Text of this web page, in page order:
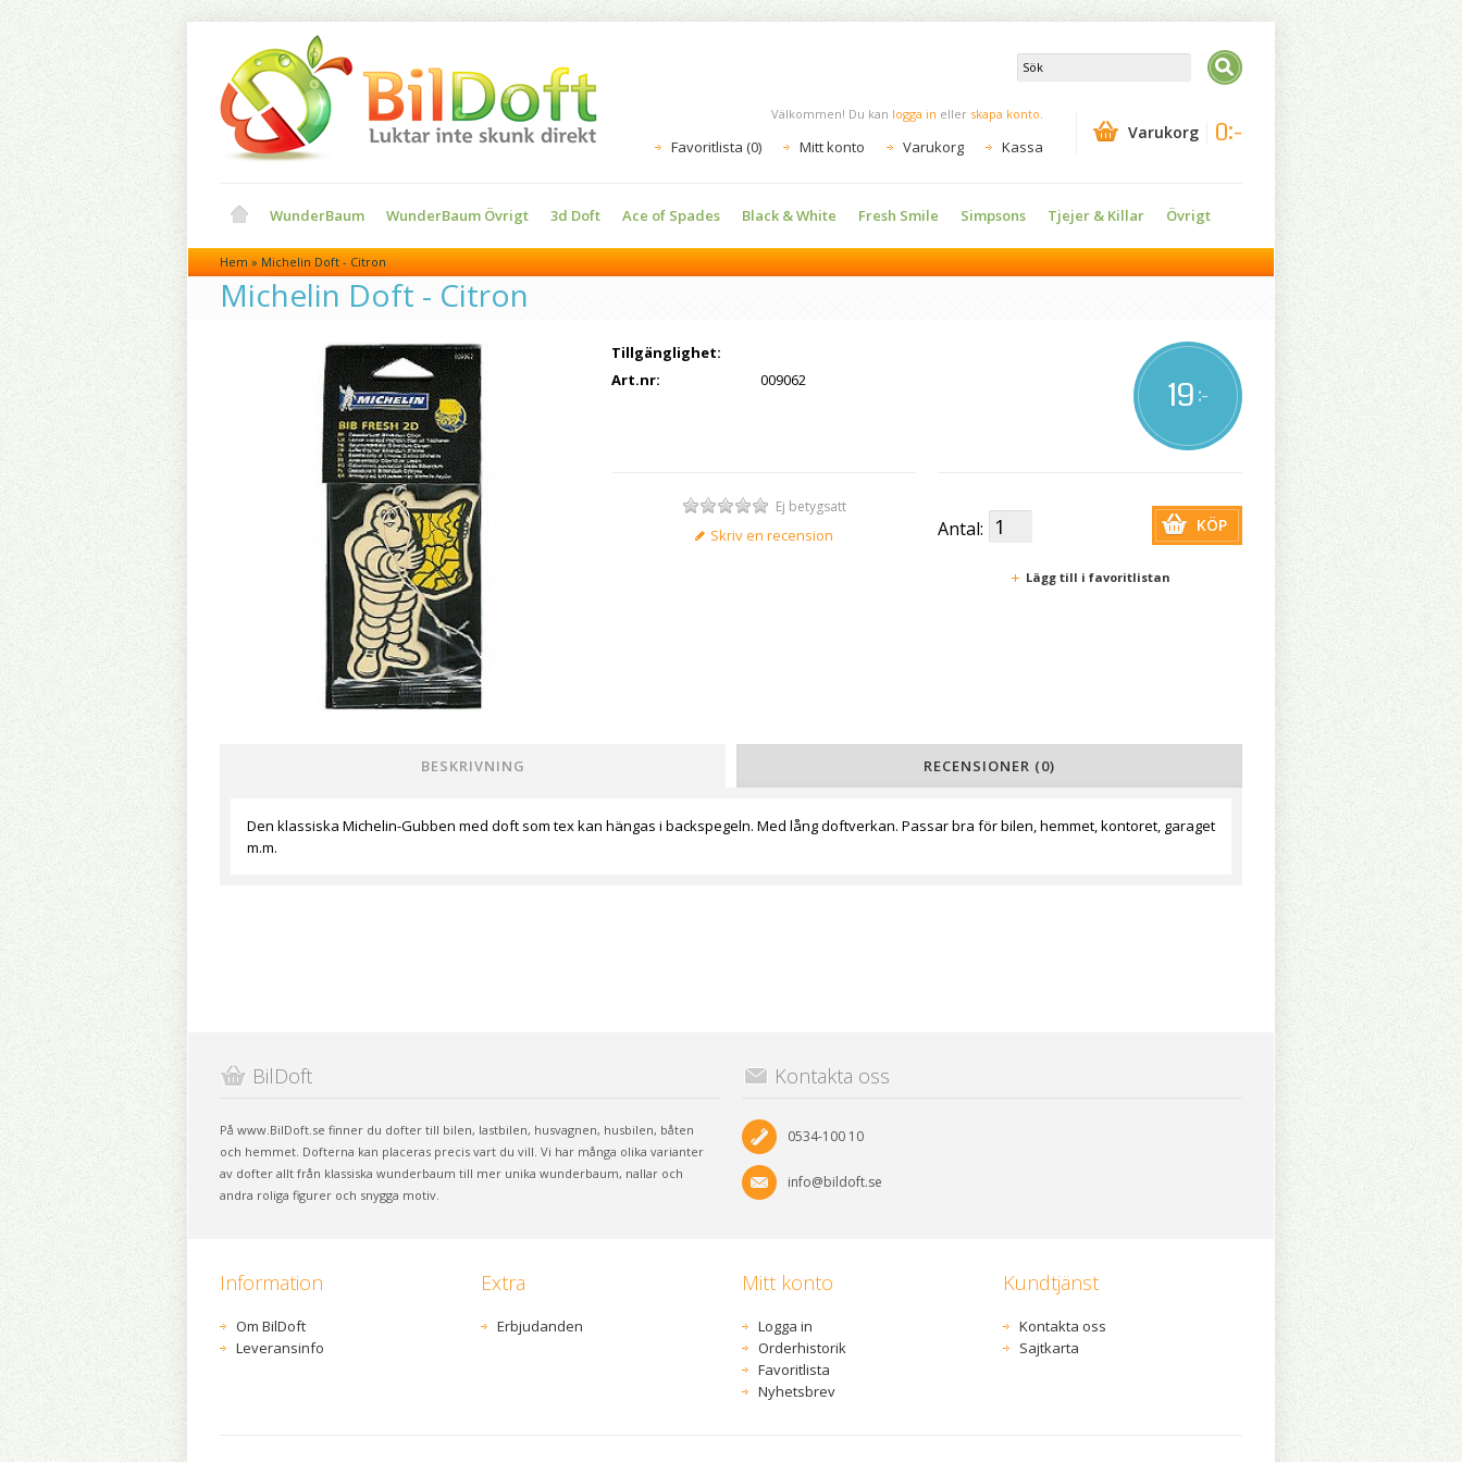
Varukorg 0:-
Välkommen! Du kan logga in eller skapa konto.
Favoritlista (0) Mitt konto Varukorg Kassa
WunderBaum WunderBaum Övrigt 3d Doft Ace of Spades Black & White Fresh Smile Simpsons Tjejer & Killar Övrigt
Hem » Michelin Doft - Citron
Michelin Doft - Citron
19:-
Tillgänglighet:
Art.nr:
009062
Ej betygsatt
Skriv en recension Antal: KÖP
Lägg till i favoritlistan
BESKRIVNING RECENSIONER (0)
Den klassiska Michelin-Gubben med doft som tex kan hängas i backspegeln. Med lång doftverkan. Passar bra för bilen, hemmet, kontoret, garaget
m.m.
BilDoft
På www.BilDoft.se finner du dofter till bilen, lastbilen, husvagnen, husbilen, båten
och hemmet. Dofterna kan placeras precis vart du vill. Vi har många olika varianter
av dofter allt från klassiska wunderbaum till mer unika wunderbaum, nallar och
andra roliga figurer och snygga motiv.
Kontakta oss
0534-100 10
info@bildoft.se
Information
Om BilDoft
Leveransinfo
Extra
Erbjudanden
Mitt konto
Logga in
Orderhistorik
Favoritlista
Nyhetsbrev
Kundtjänst
Kontakta oss
Sajtkarta